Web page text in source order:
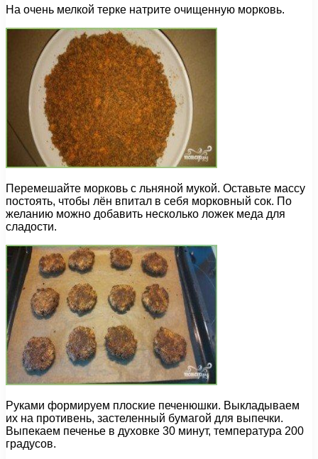
На очень мелкой терке натрите очищенную морковь.
Перемешайте морковь с льняной мукой. Оставьте массу
постоять, чтобы лён впитал в себя морковный сок. По
желанию можно добавить несколько ложек меда для
сладости.
Руками формируем плоские печенюшки. Выкладываем
их на противень, застеленный бумагой для выпечки.
Выпекаем печенье в духовке 30 минут, температура 200
градусов.